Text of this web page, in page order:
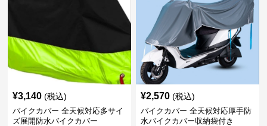
¥3,140 (税込)
バイクカバー 全天候対応多サイ
ズ展開防水バイクカバー
¥2,570 (税込)
バイクカバー 全天候対応厚手防
水バイクカバー収納袋付き